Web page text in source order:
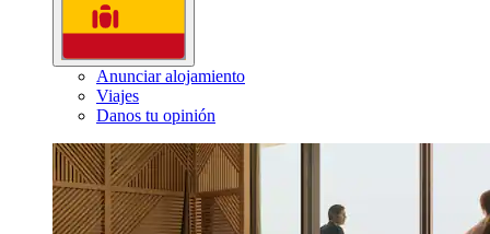
Anunciar alojamiento
Viajes
Danos tu opinión